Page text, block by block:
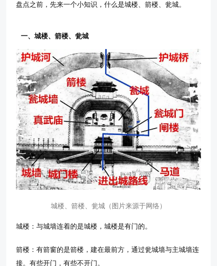
盘点之前，先来一个小知识，什么是城楼、箭楼、瓮城。
一、城楼、箭楼、瓮城
城楼、箭楼、瓮城（图片来源于网络）
城楼：与城墙连着的是城楼，城楼是有门的。
箭楼：有箭窗的是箭楼，建在最前方，通过瓮城墙与主城墙连
接。有些开门，有些不开门。